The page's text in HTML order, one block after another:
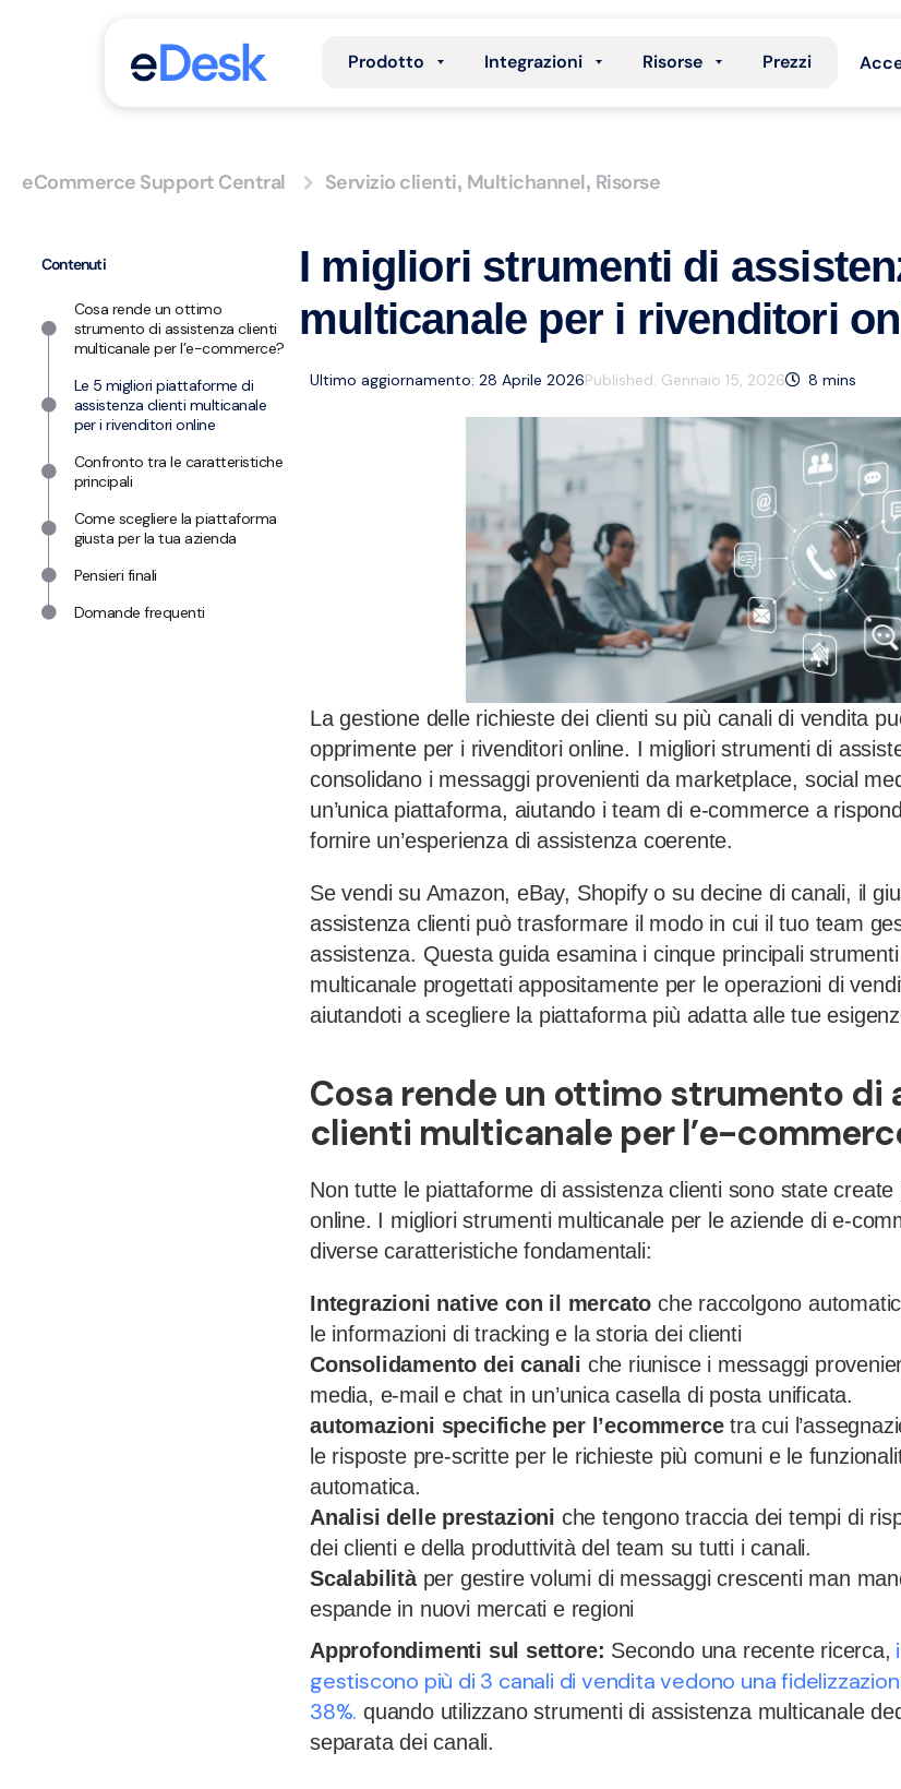
Prodotto Integrazioni Risorse Prezzi
eCommerce Support Central Servizio clienti, Multichannel, Risorse
Contenuti
Cosa rende un ottimo
strumento di assistenza clienti
multicanale per l’e-commerce?
Le 5 migliori piattaforme di
assistenza clienti multicanale
per i rivenditori online
Confronto tra le caratteristiche
principali
Come scegliere la piattaforma
giusta per la tua azienda
Pensieri finali
Domande frequenti
I migliori strumenti di
multicanale per i rivenditori
Ultimo aggiornamento: 28 Aprile 2026Published: Gennaio 15, 2026 8 mins
La gestione delle richieste dei clienti su più canali di vendita
opprimente per i rivenditori online. I migliori strumenti di
consolidano i messaggi provenienti da marketplace, social
un’unica piattaforma, aiutando i team di e-commerce a
fornire un’esperienza di assistenza coerente.
Se vendi su Amazon, eBay, Shopify o su decine di canali, il
assistenza clienti può trasformare il modo in cui il tuo team
assistenza. Questa guida esamina i cinque principali
multicanale progettati appositamente per le operazioni di
aiutandoti a scegliere la piattaforma più adatta alle tue
Cosa rende un ottimo strumento di
clienti multicanale per l’e-
Non tutte le piattaforme di assistenza clienti sono state
online. I migliori strumenti multicanale per le aziende di e-
diverse caratteristiche fondamentali:
Integrazioni native con il mercato che raccolgono
le informazioni di tracking e la storia dei clienti
Consolidamento dei canali che riunisce i messaggi
media, e-mail e chat in un’unica casella di posta unificata.
automazioni specifiche per l’ecommercetra cui
le risposte pre-scritte per le richieste più comuni e le
automatica.
Analisi delle prestazioni che tengono traccia dei tempi di
dei clienti e della produttività del team su tutti i canali.
Scalabilitàper gestire volumi di messaggi crescenti man
espande in nuovi mercati e regioni
Approfondimenti sul settore: Secondo una recente ricerca,
gestiscono più di 3 canali di vendita vedono una
38%. quando utilizzano strumenti di assistenza multicanale
separata dei canali.